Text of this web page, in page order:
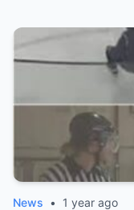
News • 1 year ago